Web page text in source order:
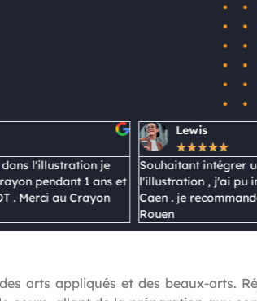
intégrer un cursus dans
, j'ai pu intégrer l'école Brassart à
Le crayon apprivoisé à
Mon
arts appliqués et des beaux-arts.